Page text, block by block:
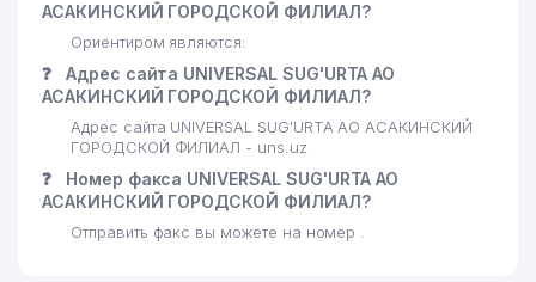
АСАКИНСКИЙ ГОРОДСКОЙ ФИЛИАЛ?
Ориентиром являются:
❓
Адрес сайта UNIVERSAL SUG'URTA АО
АСАКИНСКИЙ ГОРОДСКОЙ ФИЛИАЛ?
Адрес сайта UNIVERSAL SUG'URTA АО АСАКИНСКИЙ
ГОРОДСКОЙ ФИЛИАЛ - uns.uz
❓
Номер факса UNIVERSAL SUG'URTA АО
АСАКИНСКИЙ ГОРОДСКОЙ ФИЛИАЛ?
Отправить факс вы можете на номер .